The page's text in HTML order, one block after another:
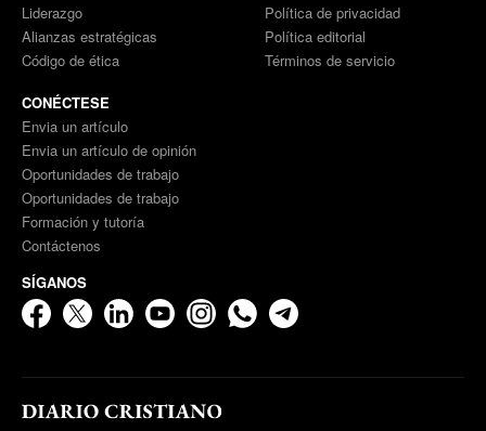
Liderazgo
Alianzas estratégicas
Código de ética
Política de privacidad
Política editorial
Términos de servicio
CONÉCTESE
Envia un artículo
Envia un artículo de opinión
Oportunidades de trabajo
Oportunidades de trabajo
Formación y tutoría
Contáctenos
SÍGANOS